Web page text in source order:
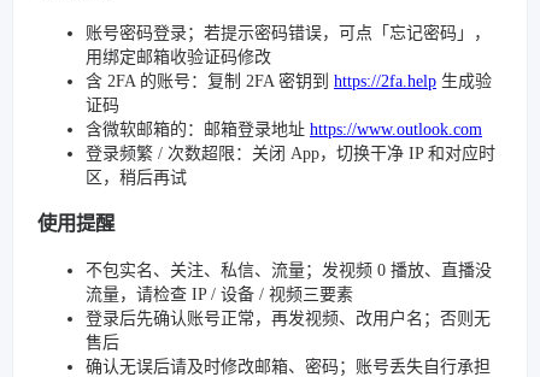
账号密码登录；若提示密码错误，可点「忘记密码」，
用绑定邮箱收验证码修改
含 2FA 的账号：复制 2FA 密钥到 https://2fa.help 生成验
证码
含微软邮箱的：邮箱登录地址 https://www.outlook.com
登录频繁 / 次数超限：关闭 App，切换干净 IP 和对应时
区，稍后再试
使用提醒
不包实名、关注、私信、流量；发视频 0 播放、直播没
流量，请检查 IP / 设备 / 视频三要素
登录后先确认账号正常，再发视频、改用户名；否则无
售后
确认无误后请及时修改邮箱、密码；账号丢失自行承担